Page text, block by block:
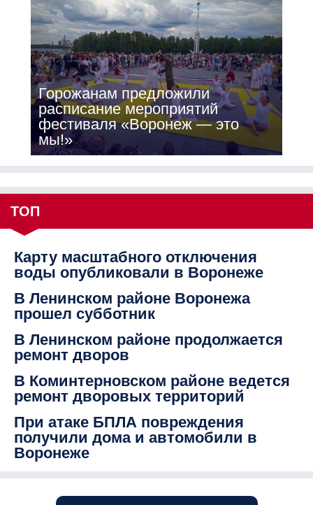
Горожанам предложили
расписание мероприятий
фестиваля «Воронеж — это
мы!»
ТОП
Карту масштабного отключения
воды опубликовали в Воронеже
В Ленинском районе Воронежа
прошел субботник
В Ленинском районе продолжается
ремонт дворов
В Коминтерновском районе ведется
ремонт дворовых территорий
При атаке БПЛА повреждения
получили дома и автомобили в
Воронеже